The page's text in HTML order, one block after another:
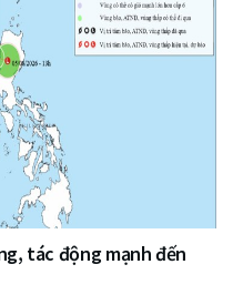
tác động mạnh đến